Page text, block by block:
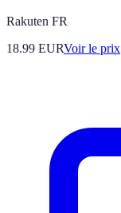
Rakuten FR
18.99 EURVoir le prix